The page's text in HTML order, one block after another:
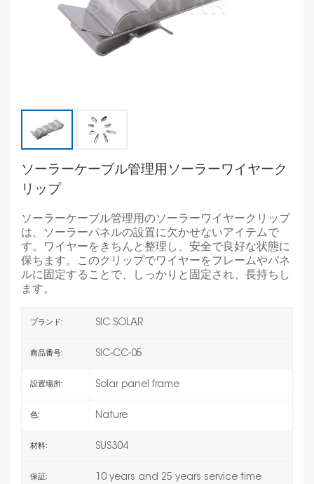
ソーラーケーブル管理用ソーラーワイヤーク
リップ
ソーラーケーブル管理用のソーラーワイヤークリップ
は、ソーラーパネルの設置に欠かせないアイテムで
す。ワイヤーをきちんと整理し、安全で良好な状態に
保ちます。このクリップでワイヤーをフレームやパネ
ルに固定することで、しっかりと固定され、長持ちし
ます。
ブランド: SIC SOLAR
商品番号: SIC-CC-05
設置場所: Solar panel frame
色: Nature
材料: SUS304
保証: 10 years and 25 years service time